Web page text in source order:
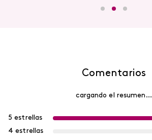
Comentarios
cargando el resumen…
5 estrellas
4 estrellas